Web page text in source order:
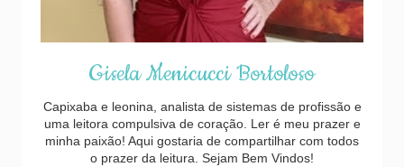
Gisela Menicucci Bortoloso
Capixaba e leonina, analista de sistemas de profissão e
uma leitora compulsiva de coração. Ler é meu prazer e
minha paixão! Aqui gostaria de compartilhar com todos
o prazer da leitura. Sejam Bem Vindos!